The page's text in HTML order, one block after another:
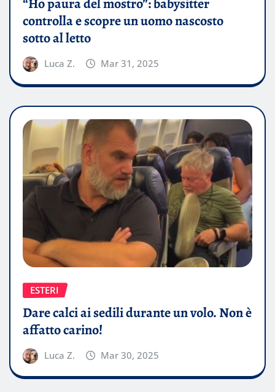
“Ho paura del mostro”: babysitter
controlla e scopre un uomo nascosto
sotto al letto
Luca Z. Mar 31, 2025
ESTERI
Dare calci ai sedili durante un volo. Non è
affatto carino!
Luca Z. Mar 30, 2025